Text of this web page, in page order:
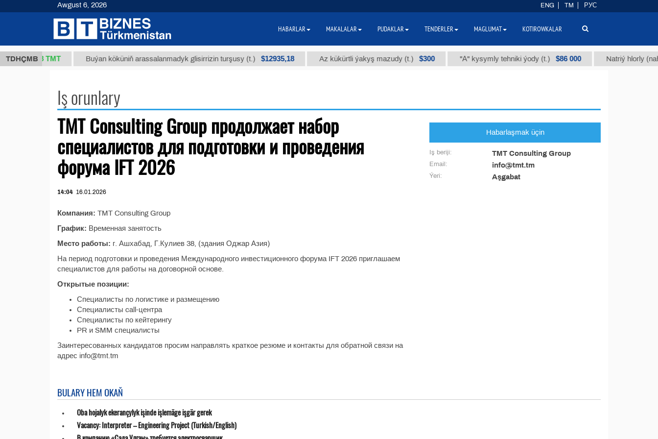
TDHÇMB
(kg.) 37,8 ТМТ Buýan köküniň arassalanmadyk glisirrizin turşusy (t.) $12935,18 Az kükürtli ýakyş mazudy (t.) $300 "А" kysymly tehniki ýody (t.) $86 000 Natriý hlorly
Iş orunlary
TMT Consulting Group продолжает набор
специалистов для подготовки и проведения
форума IFT 2026
14:04 16.01.2026
Компания: TMT Consulting Group
График: Временная занятость
Место работы: г. Ашхабад, Г.Кулиев 38, (здания Оджар Азия)
На период подготовки и проведения Международного инвестиционного форума IFT 2026 приглашаем
специалистов для работы на договорной основе.
Открытые позиции:
Специалисты по логистике и размещению
Специалисты call-центра
Специалисты по кейтерингу
PR и SMM специалисты
Заинтересованных кандидатов просим направлять краткое резюме и контакты для обратной связи на
адрес info@tmt.tm
Habarlaşmak üçin
Iş beriji: TMT Consulting Group
Email: info@tmt.tm
Ýeri: Aşgabat
BULARY HEM OKAŇ
Oba hojalyk ekerançylyk işinde işlemäge işgär gerek
Vacancy: Interpreter – Engineering Project (Turkish/English)
Awgust 6, 2026 ENG TM РУС
HABARLAR MAKALALAR PUDAKLAR TENDERLER MAGLUMAT KOTIROWKALAR